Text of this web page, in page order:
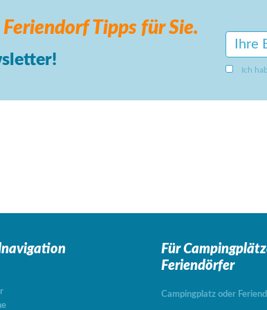
FeriendorfTipps für Sie.
Ich
Für
Feriendörfer
Campingplatz oder